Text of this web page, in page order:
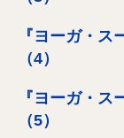
『ヨーガ・
（4）
『ヨーガ・
（5）